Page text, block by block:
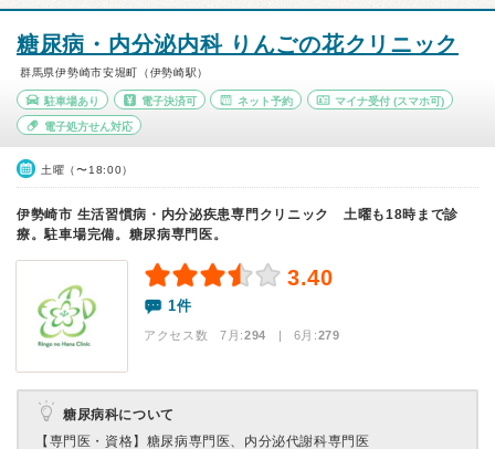
糖尿病・内分泌内科 りんごの花クリニック
群馬県伊勢崎市安堀町（伊勢崎駅）
駐車場あり 電子決済可 ネット予約 マイナ受付 (スマホ可)
電子処方せん対応
土曜（〜18:00）
伊勢崎市 生活習慣病・内分泌疾患専門クリニック 土曜も18時まで診
療。駐車場完備。糖尿病専門医。
3.40
1件
アクセス数 7月:294 | 6月:279
糖尿病科について
【専門医・資格】 糖尿病専門医、内分泌代謝科専門医